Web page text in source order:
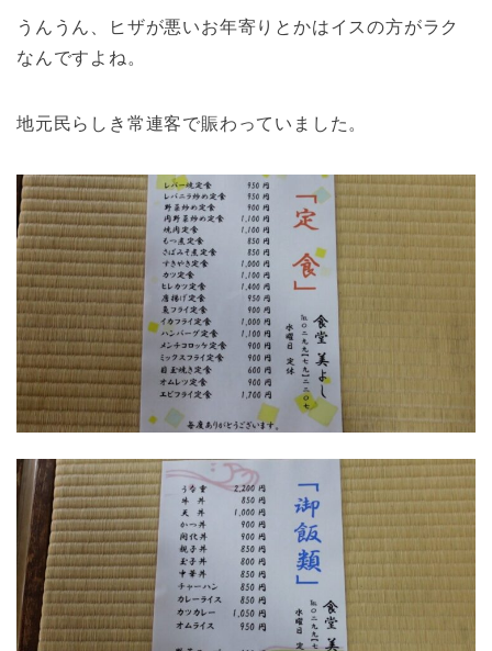
うんうん、ヒザが悪いお年寄りとかはイスの方がラク
なんですよね。
地元民らしき常連客で賑わっていました。